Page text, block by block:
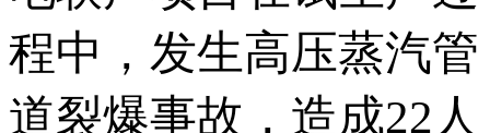
程中，发生高压蒸汽管
道裂爆事故，造成22人